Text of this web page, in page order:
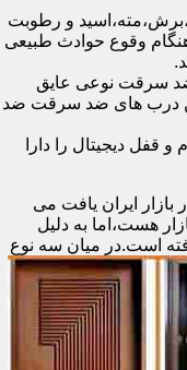
و رطوبت
وقوع حوادث طبیعی
سرقت نوعی عایق
درب های ضد سرقت ضد
قفل دیجیتال را دارا
ایران یافت می
هست،اما به دلیل
است.در میان سه نوع